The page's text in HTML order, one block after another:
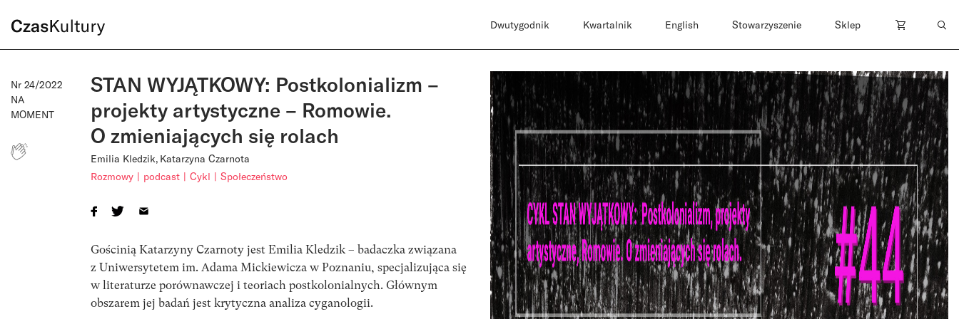
Dwutygodnik Kwartalnik English Stowarzyszenie Sklep
Nr 24/2022
NA
MOMENT
STAN WYJĄTKOWY: Postkolonializm –
projekty artystyczne – Romowie.
O zmieniających się rolach
Emilia Kledzik Katarzyna Czarnota
Rozmowy
podcast Cykl Społeczeństwo
Gościnią Katarzyny Czarnoty jest Emilia Kledzik – badaczka związana
z Uniwersytetem im. Adama Mickiewicza w Poznaniu, specjalizująca się
w literaturze porównawczej i teoriach postkolonialnych. Głównym
obszarem jej badań jest krytyczna analiza cyganologii.